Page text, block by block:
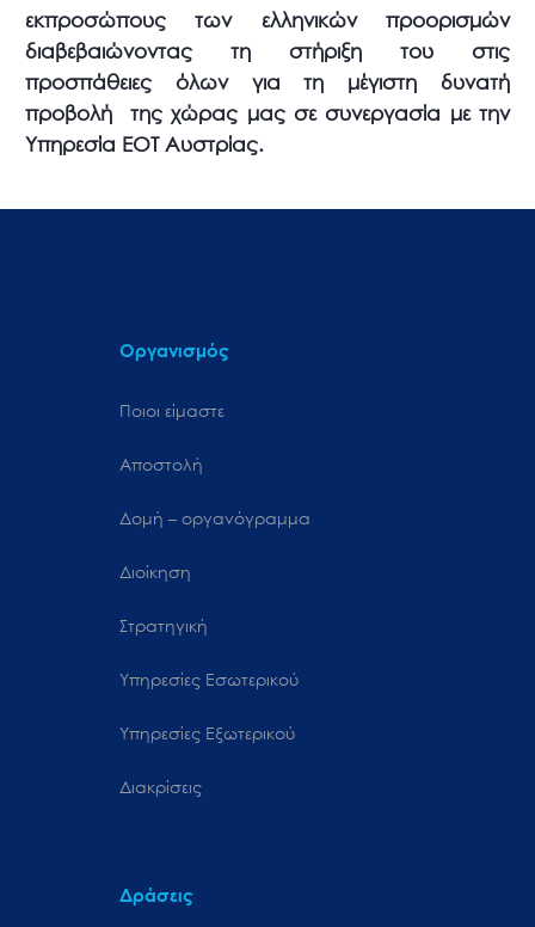
εκπροσώπους των ελληνικών προορισμών
διαβεβαιώνοντας τη στήριξη του στις
προσπάθειες όλων για τη μέγιστη δυνατή
προβολή της χώρας μας σε συνεργασία με την
Υπηρεσία ΕΟΤ Αυστρίας.
Οργανισμός
Ποιοι είμαστε
Αποστολή
Δομή – οργανόγραμμα
Διοίκηση
Στρατηγική
Υπηρεσίες Εσωτερικού
Υπηρεσίες Εξωτερικού
Διακρίσεις
Δράσεις